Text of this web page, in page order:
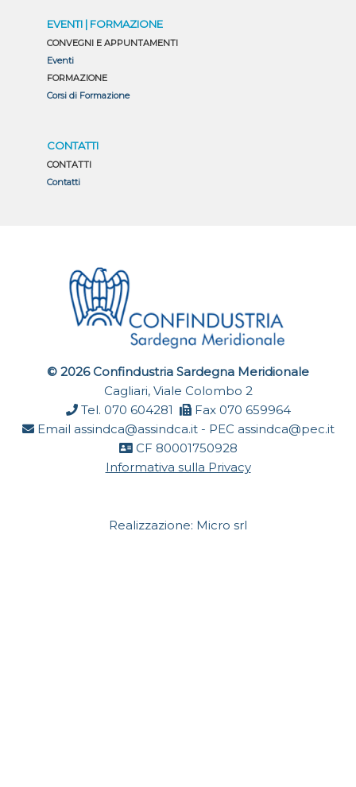
EVENTI | FORMAZIONE
CONVEGNI E APPUNTAMENTI
Eventi
FORMAZIONE
Corsi di Formazione
CONTATTI
CONTATTI
Contatti
© 2026 Confindustria Sardegna Meridionale
Cagliari, Viale Colombo 2
Tel. 070 604281
Fax 070 659964
Email assindca@assindca.it- PEC assindca@pec.it
CF 80001750928
Informativa sulla Privacy
Realizzazione: Micro srl